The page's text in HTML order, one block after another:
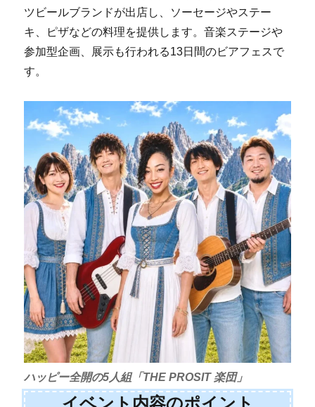
ツビールブランドが出店し、ソーセージやステー
キ、ピザなどの料理を提供します。音楽ステージや
参加型企画、展示も行われる13日間のビアフェスで
す。
ハッピー全開の5人組「THE PROSIT 楽団」
イベント内容のポイント